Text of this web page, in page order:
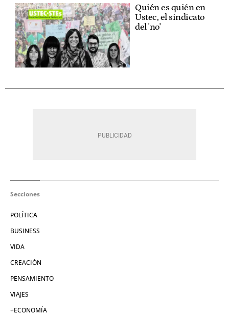
Quién es quién en
Ustec, el sindicato
del 'no'
Secciones
POLÍTICA
BUSINESS
VIDA
CREACIÓN
PENSAMIENTO
VIAJES
+ECONOMÍA